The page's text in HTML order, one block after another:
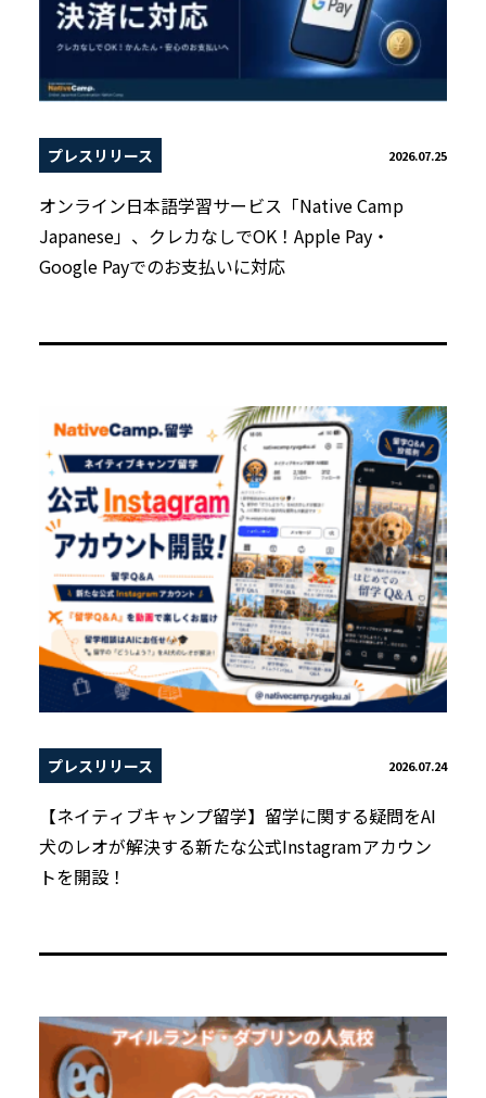
プレスリリース 2026.07.25
オンライン日本語学習サービス「Native Camp
Japanese」、クレカなしでOK！Apple Pay・
Google Payでのお支払いに対応
プレスリリース 2026.07.24
【ネイティブキャンプ留学】留学に関する疑問をAI
犬のレオが解決する新たな公式Instagramアカウン
トを開設！